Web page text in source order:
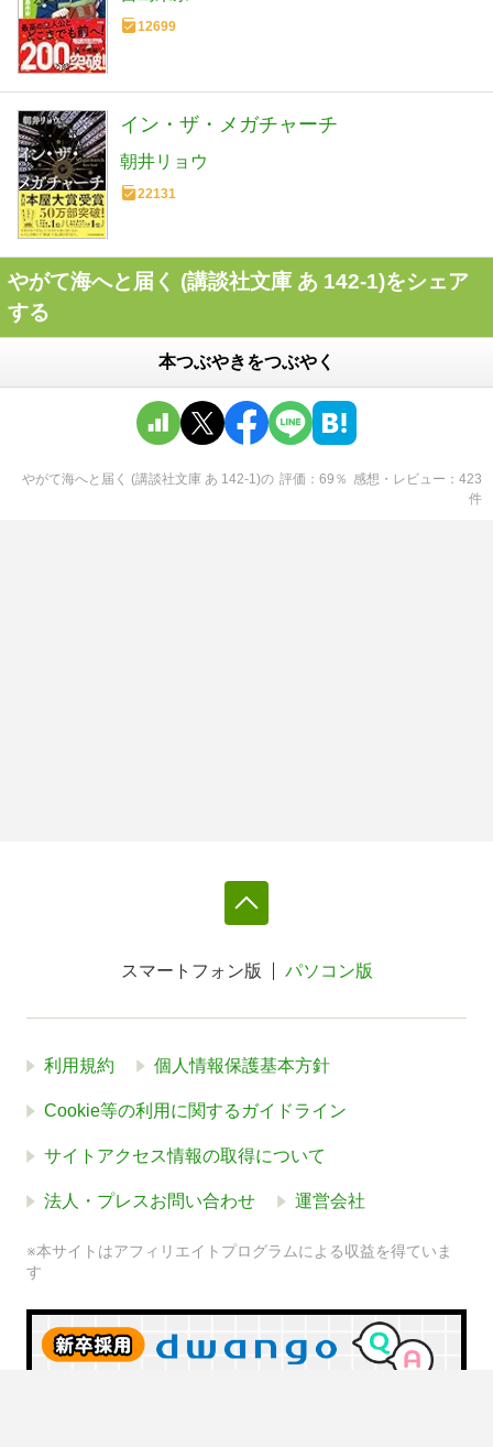
12699
イン・ザ・メガチャーチ
朝井リョウ
22131
やがて海へと届く (講談社文庫 あ 142-1)をシェア
する
本つぶやきをつぶやく
やがて海へと届く (講談社文庫 あ 142-1)の 評価 69 ％ 感想・レビュー
423
件
スマートフォン版 パソコン版
利用規約 個人情報保護基本方針
Cookie等の利用に関するガイドライン
サイトアクセス情報の取得について
法人・プレスお問い合わせ 運営会社
※本サイトはアフィリエイトプログラムによる収益を得ていま
す